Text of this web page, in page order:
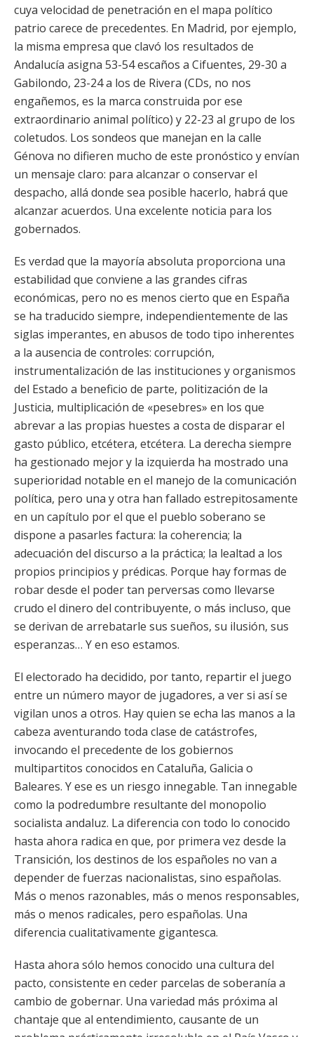
cuya velocidad de penetración en el mapa político
patrio carece de precedentes. En Madrid, por ejemplo,
la misma empresa que clavó los resultados de
Andalucía asigna 53-54 escaños a Cifuentes, 29-30 a
Gabilondo, 23-24 a los de Rivera (CDs, no nos
engañemos, es la marca construida por ese
extraordinario animal político) y 22-23 al grupo de los
coletudos. Los sondeos que manejan en la calle
Génova no difieren mucho de este pronóstico y envían
un mensaje claro: para alcanzar o conservar el
despacho, allá donde sea posible hacerlo, habrá que
alcanzar acuerdos. Una excelente noticia para los
gobernados.
Es verdad que la mayoría absoluta proporciona una
estabilidad que conviene a las grandes cifras
económicas, pero no es menos cierto que en España
se ha traducido siempre, independientemente de las
siglas imperantes, en abusos de todo tipo inherentes
a la ausencia de controles: corrupción,
instrumentalización de las instituciones y organismos
del Estado a beneficio de parte, politización de la
Justicia, multiplicación de «pesebres» en los que
abrevar a las propias huestes a costa de disparar el
gasto público, etcétera, etcétera. La derecha siempre
ha gestionado mejor y la izquierda ha mostrado una
superioridad notable en el manejo de la comunicación
política, pero una y otra han fallado estrepitosamente
en un capítulo por el que el pueblo soberano se
dispone a pasarles factura: la coherencia; la
adecuación del discurso a la práctica; la lealtad a los
propios principios y prédicas. Porque hay formas de
robar desde el poder tan perversas como llevarse
crudo el dinero del contribuyente, o más incluso, que
se derivan de arrebatarle sus sueños, su ilusión, sus
esperanzas… Y en eso estamos.
El electorado ha decidido, por tanto, repartir el juego
entre un número mayor de jugadores, a ver si así se
vigilan unos a otros. Hay quien se echa las manos a la
cabeza aventurando toda clase de catástrofes,
invocando el precedente de los gobiernos
multipartitos conocidos en Cataluña, Galicia o
Baleares. Y ese es un riesgo innegable. Tan innegable
como la podredumbre resultante del monopolio
socialista andaluz. La diferencia con todo lo conocido
hasta ahora radica en que, por primera vez desde la
Transición, los destinos de los españoles no van a
depender de fuerzas nacionalistas, sino españolas.
Más o menos razonables, más o menos responsables,
más o menos radicales, pero españolas. Una
diferencia cualitativamente gigantesca.
Hasta ahora sólo hemos conocido una cultura del
pacto, consistente en ceder parcelas de soberanía a
cambio de gobernar. Una variedad más próxima al
chantaje que al entendimiento, causante de un